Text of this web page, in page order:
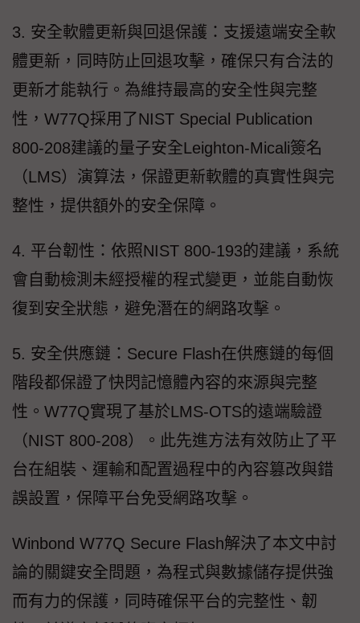
3. 安全軟體更新與回退保護：支援遠端安全軟
體更新，同時防止回退攻擊，確保只有合法的
更新才能執行。為維持最高的安全性與完整
性，W77Q採用了NIST Special Publication
800-208建議的量子安全Leighton-Micali簽名
（LMS）演算法，保證更新軟體的真實性與完
整性，提供額外的安全保障。
4. 平台韌性：依照NIST 800-193的建議，系統
會自動檢測未經授權的程式變更，並能自動恢
復到安全狀態，避免潛在的網路攻擊。
5. 安全供應鏈：Secure Flash在供應鏈的每個
階段都保證了快閃記憶體內容的來源與完整
性。W77Q實現了基於LMS-OTS的遠端驗證
（NIST 800-208）。此先進方法有效防止了平
台在組裝、運輸和配置過程中的內容篡改與錯
誤設置，保障平台免受網路攻擊。
Winbond W77Q Secure Flash解決了本文中討
論的關鍵安全問題，為程式與數據儲存提供強
而有力的保護，同時確保平台的完整性、韌